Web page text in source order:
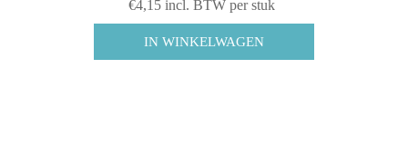
€4,15 incl. BTW per stuk